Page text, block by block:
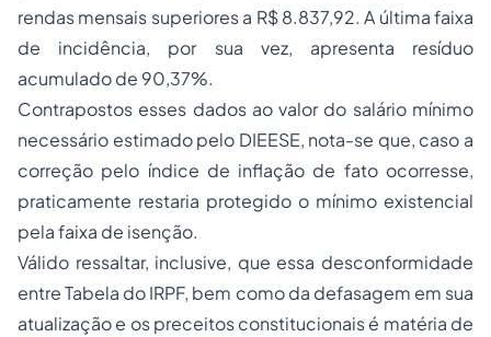
rendas mensais superiores a R$ 8.837,92. A última faixa
de incidência, por sua vez, apresenta resíduo
acumulado de 90,37%.
Contrapostos esses dados ao valor do salário mínimo
necessário estimado pelo DIEESE, nota-se que, caso a
correção pelo índice de inflação de fato ocorresse,
praticamente restaria protegido o mínimo existencial
pela faixa de isenção.
Válido ressaltar, inclusive, que essa desconformidade
entre Tabela do IRPF, bem como da defasagem em sua
atualização e os preceitos constitucionais é matéria de